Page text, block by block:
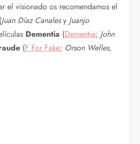
el visionado os recomendamos el
(Juan Díaz Canalesy Juanjo
Dementia (Dementia; John
(F For Fake; Orson Welles,